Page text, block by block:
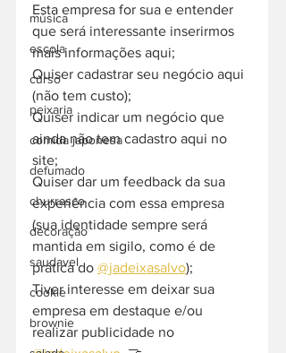
música
escola
curso
peixaria
comida japonesa
defumado
churrasco
decoração
saudavel
cookie
brownie
Esta empresa for sua e entender
que será interessante inserirmos
mais informações aqui;
Quiser cadastrar seu negócio aqui
(não tem custo);
Quiser indicar um negócio que
ainda não tem cadastro aqui no
site;
Quiser dar um feedback da sua
experiência com essa empresa
(sua identidade sempre será
mantida em sigilo, como é de
prática do @jadeixasalvo);
Tiver interesse em deixar sua
empresa em destaque e/ou
realizar publicidade no